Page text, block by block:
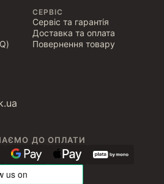
СЕРВІС
Сервіс та гарантія
Доставка та оплата
Повернення товару
ДО ОПЛАТИ